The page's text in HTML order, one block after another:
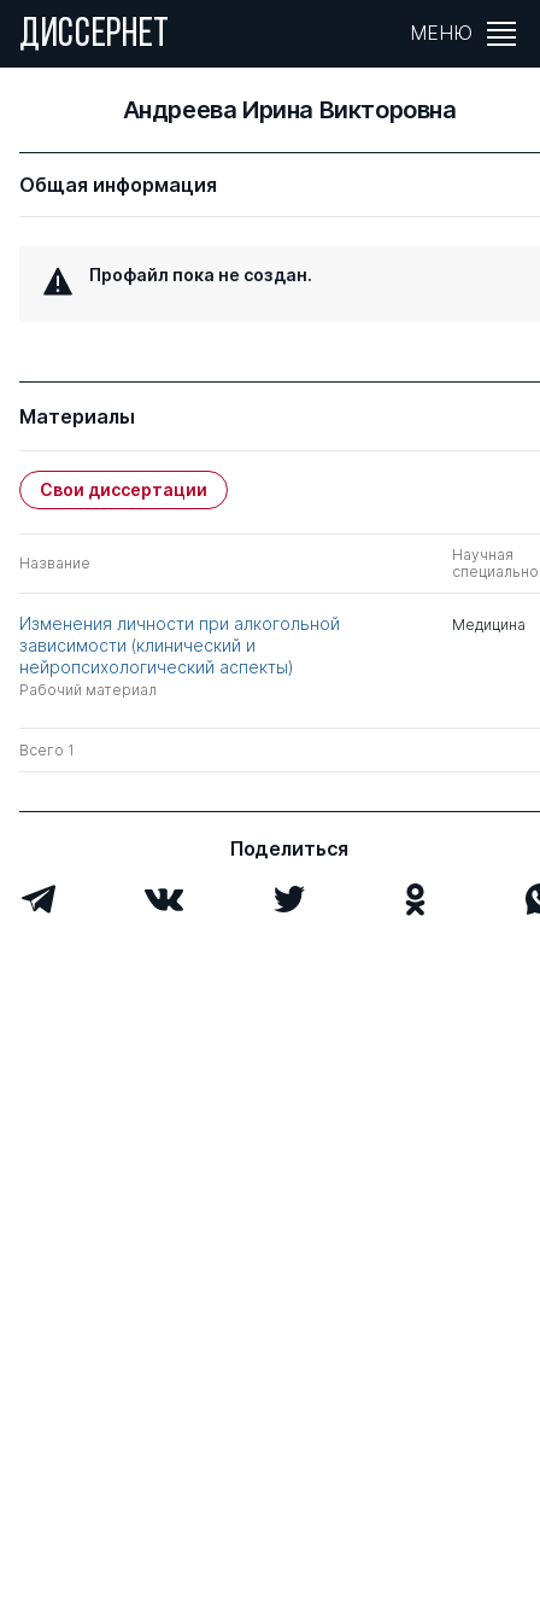
ДИССЕРНЕТ МЕНЮ
Андреева Ирина Викторовна
Общая информация
Профайл пока не создан.
Материалы
Свои диссертации
Название
Научная
Изменения личности при алкогольной
зависимости (клинический и
нейропсихологический аспекты)
Рабочий материал
Медицина
Всего 1
Поделиться